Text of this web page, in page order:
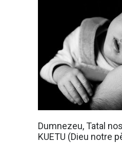
Dumnezeu, Tatal
KUETU (Dieu notre